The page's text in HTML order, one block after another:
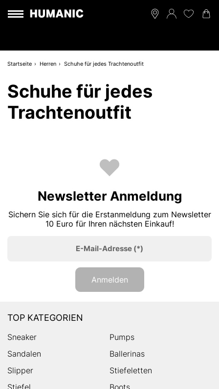
Startseite Herren Schuhe für jedes Trachtenoutfit
Schuhe für jedes
Trachtenoutfit
Newsletter Anmeldung
Sichern Sie sich für die Erstanmeldung zum Newsletter
10 Euro für Ihren nächsten Einkauf!
E-Mail-Adresse (*)
Anmelden
TOP KATEGORIEN
Sneaker
Pumps
Sandalen
Ballerinas
Slipper
Stiefeletten
Stiefel
Boots